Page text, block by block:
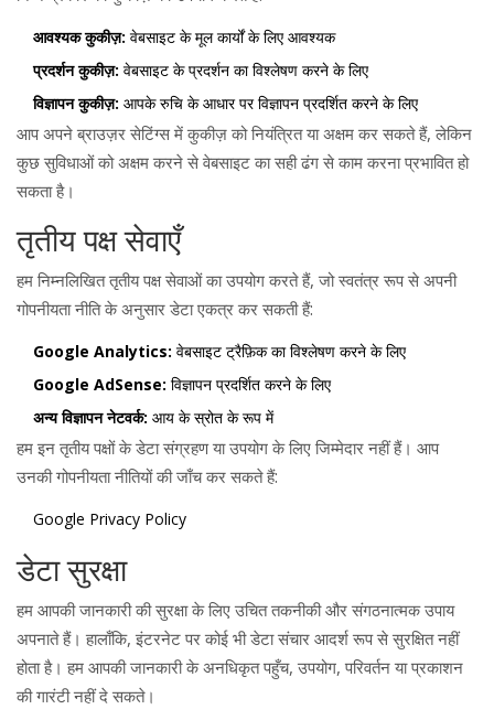
आवश्यक कुकीज़: वेबसाइट के मूल कार्यों के लिए आवश्यक
प्रदर्शन कुकीज़: वेबसाइट के प्रदर्शन का विश्लेषण करने के लिए
विज्ञापन कुकीज़: आपके रुचि के आधार पर विज्ञापन प्रदर्शित करने के लिए
आप अपने ब्राउज़र सेटिंग्स में कुकीज़ को नियंत्रित या अक्षम कर सकते हैं, लेकिन
कुछ सुविधाओं को अक्षम करने से वेबसाइट का सही ढंग से काम करना प्रभावित हो
सकता है।
तृतीय पक्ष सेवाएँ
हम निम्नलिखित तृतीय पक्ष सेवाओं का उपयोग करते हैं, जो स्वतंत्र रूप से अपनी
गोपनीयता नीति के अनुसार डेटा एकत्र कर सकती हैं:
Google Analytics: वेबसाइट ट्रैफ़िक का विश्लेषण करने के लिए
Google AdSense: विज्ञापन प्रदर्शित करने के लिए
अन्य विज्ञापन नेटवर्क: आय के स्रोत के रूप में
हम इन तृतीय पक्षों के डेटा संग्रहण या उपयोग के लिए जिम्मेदार नहीं हैं। आप
उनकी गोपनीयता नीतियों की जाँच कर सकते हैं:
Google Privacy Policy
डेटा सुरक्षा
हम आपकी जानकारी की सुरक्षा के लिए उचित तकनीकी और संगठनात्मक उपाय
अपनाते हैं। हालाँकि, इंटरनेट पर कोई भी डेटा संचार आदर्श रूप से सुरक्षित नहीं
होता है। हम आपकी जानकारी के अनधिकृत पहुँच, उपयोग, परिवर्तन या प्रकाशन
की गारंटी नहीं दे सकते।